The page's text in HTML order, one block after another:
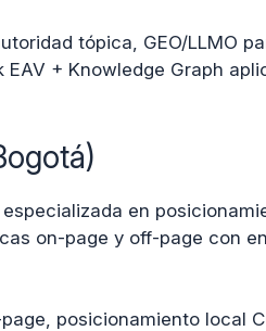
tópica, GEO/LLMO
EAV + Knowledge Graph
en
on-page y off-page con
posicionamiento local